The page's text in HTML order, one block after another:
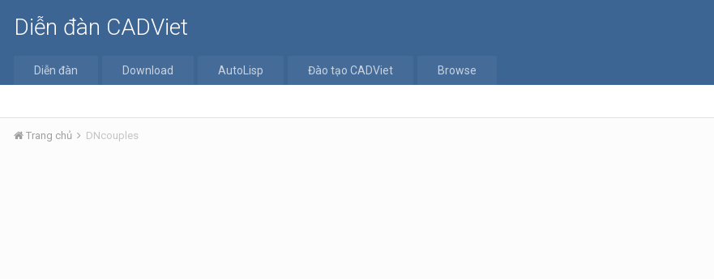
Diễn đàn CADViet
Diễn đàn Download AutoLisp Đào tạo CADViet Browse
Trang chủ DNcouples